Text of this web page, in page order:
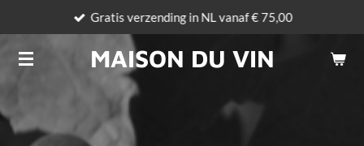
naar
MAISON DU VIN
Gratis verzending in NL vanaf € 75,00